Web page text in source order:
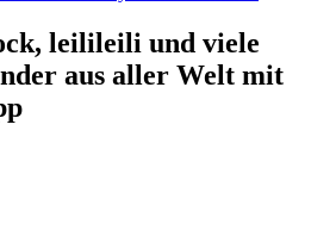
leilileili und viele
aus aller Welt mit